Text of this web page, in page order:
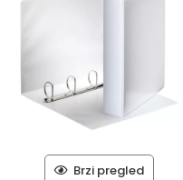
Brzi pregled